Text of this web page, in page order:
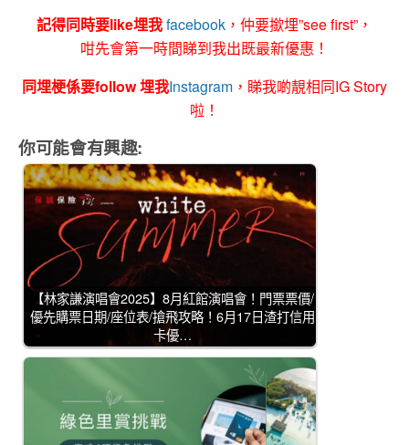
記得同時要like埋我facebook ，仲要撳埋”see first”，
咁先會第一時間睇到我出既最新優惠！
同埋梗係要follow 埋我Instagram ，睇我啲靚相同IG Story
啦！
你可能會有興趣:
【林家謙演唱會2025】8月紅館演唱會！門票票價/
優先購票日期/座位表/搶飛攻略！6月17日渣打信用
卡優…